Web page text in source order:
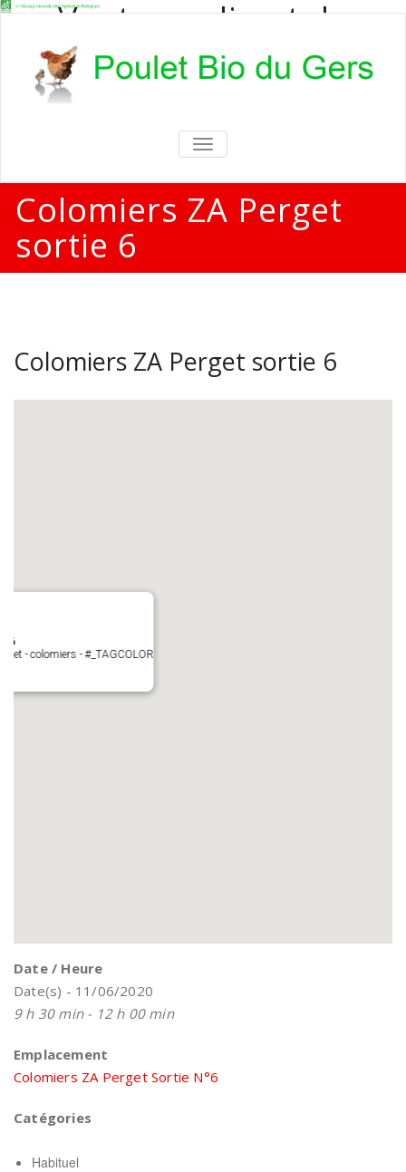
Vente en direct de
poulets bio
Vente en direct de poulets bio aux
particuliers et professionnels
TOGGLE
NAVIGATION
Colomiers ZA Perget
sortie 6
Colomiers ZA Perget sortie 6
- colomiers - #_TAGCOLOR
Date / Heure
Date(s) - 11/06/2020
9 h 30 min - 12 h 00 min
Emplacement
Colomiers ZA Perget Sortie N°6
Catégories
Habituel